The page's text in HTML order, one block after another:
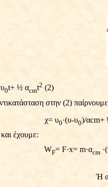
0t+ ½ αcmt2 (2)
στην (2)
χ= υ0·(υ-υ0)/αcm+
έχουμε:
WF= F·x= m·αcm ·
Ή